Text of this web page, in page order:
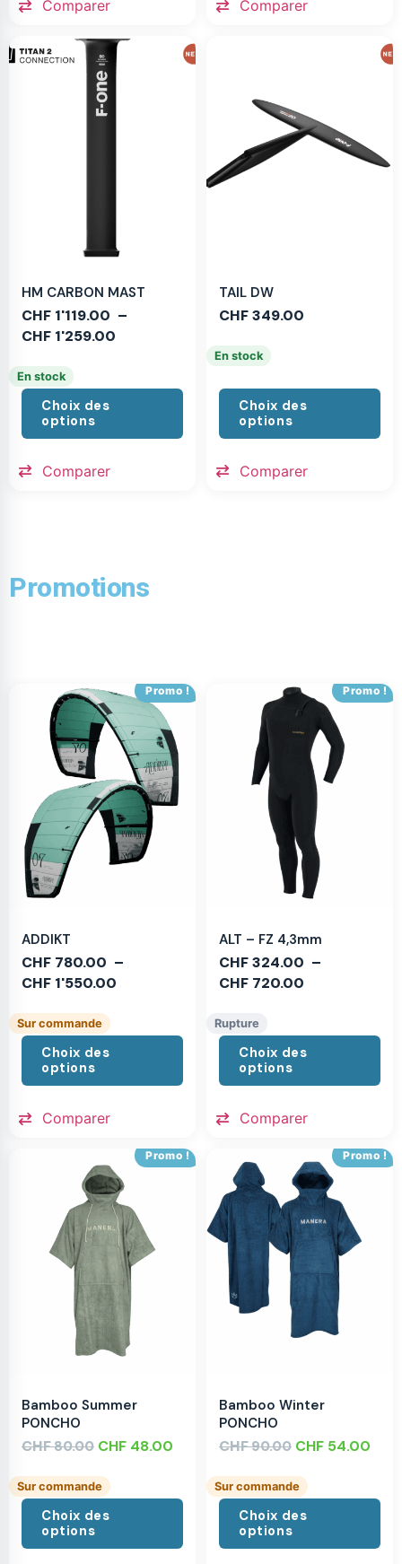
Comparer Comparer
HM CARBON MAST
CHF 1'119.00 –
CHF 1'259.00
En stock
Choix des
options
Comparer
TAIL DW
CHF349.00
En stock
Choix des
options
Comparer
Promotions
Promo !
ADDIKT
CHF 780.00 –
CHF 1'550.00
Sur commande
Choix des
options
Comparer
Promo !
ALT – FZ 4,3mm
CHF324.00 –
CHF 720.00
Rupture
Choix des
options
Comparer
Promo !
Bamboo Summer
PONCHO
CHF80.00 CHF 48.00
Sur commande
Choix des
options
Promo !
Bamboo Winter
PONCHO
CHF90.00 CHF 54.00
Sur commande
Choix des
options